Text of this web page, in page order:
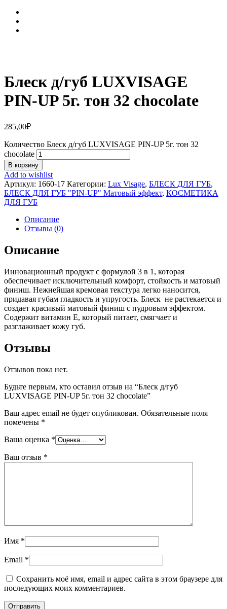
Блеск д/губ LUXVISAGE
PIN-UP 5г. тон 32 chocolate
285,00₽
Количество Блеск д/губ LUXVISAGE PIN-UP 5г. тон 32
chocolate
В корзину
Add to wishlist
Артикул: 1660-17 Категории: Lux Visage, БЛЕСК ДЛЯ ГУБ,
БЛЕСК ДЛЯ ГУБ "PIN-UP" Матовый эффект, КОСМЕТИКА
ДЛЯ ГУБ
Описание
Отзывы (0)
Описание
Инновационный продукт с формулой 3 в 1, которая
обеспечивает исключительный комфорт, стойкость и матовый
финиш. Нежнейшая кремовая текстура легко наносится,
придавая губам гладкость и упругость. Блеск не растекается и
создает красивый матовый финиш с пудровым эффектом.
Содержит витамин Е, который питает, смягчает и
разглаживает кожу губ.
Отзывы
Отзывов пока нет.
Будьте первым, кто оставил отзыв на “Блеск д/губ
LUXVISAGE PIN-UP 5г. тон 32 chocolate”
Ваш адрес email не будет опубликован. Обязательные поля
помечены *
Ваша оценка *
Ваш отзыв *
Имя *
Email *
Сохранить моё имя, email и адрес сайта в этом браузере для
последующих моих комментариев.